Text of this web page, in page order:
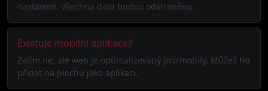
nastavení. Všechna data budou odstraněna.
Existuje mobilní aplikace?
Zatím ne, ale web je optimalizovaný pro mobily. Můžeš ho
přidat na plochu jako aplikaci.